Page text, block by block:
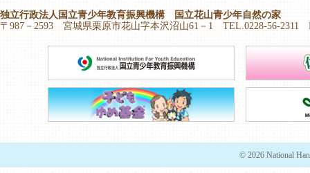
独立行政法人国立青少年教育振興機構 国立花山青少年自然の家
〒987－2593 宮城県栗原市花山字本沢沼山61－1 TEL.0228-56-2311
© 2026 National